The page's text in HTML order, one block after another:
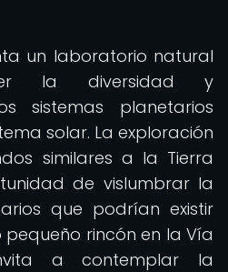
un laboratorio natural
la diversidad y
sistemas planetarios
solar. La exploración
similares a la Tierra
de vislumbrar la
que podrían existir
rincón en la Vía
a contemplar la